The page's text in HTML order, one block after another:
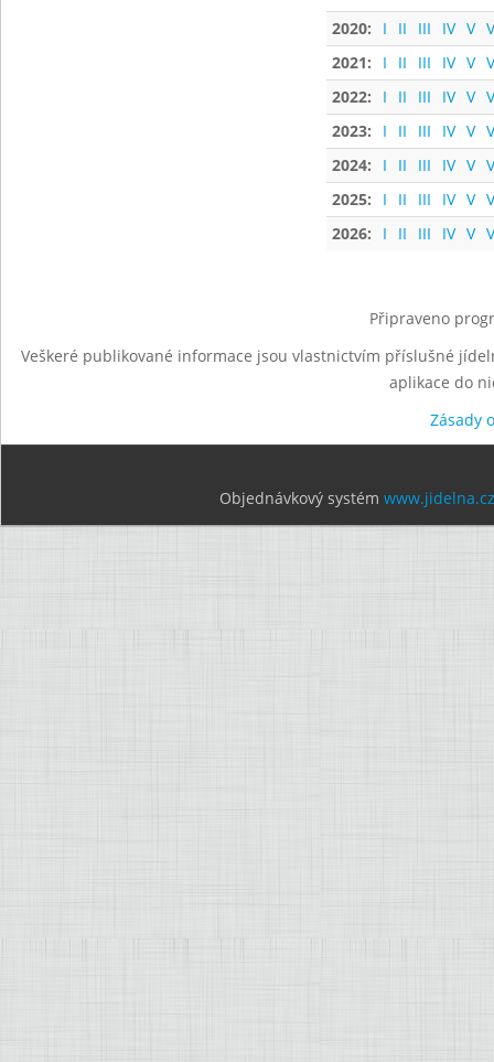
2020:
I II III IV V
2021:
I II III IV V
2022:
I II III IV V
2023:
I II III IV V
2024:
I II III IV V
2025:
I II III IV V
2026:
I II III IV V
Připraveno
Veškeré publikované informace jsou vlastnictvím příslušné
aplikace do
Zásady
Objednávkový systém www.jidelna.cz